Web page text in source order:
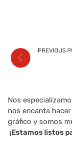
PREVIOUS
Nos
nos encanta
gráfico y somos
¡Estamos listos